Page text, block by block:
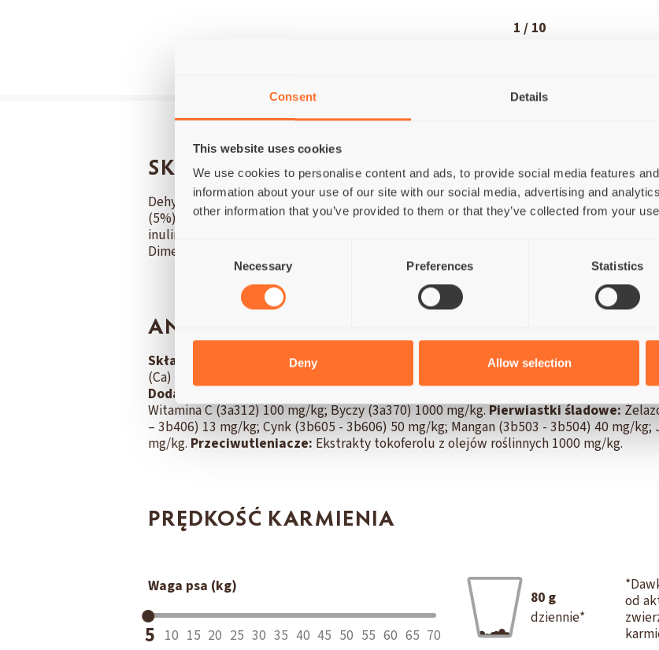
Consent Details
This website uses cookies
We use cookies to personalise content and ads, to provide social media features
information about your use of our site with our social media, advertising and
other information that you’ve provided to them or that they’ve collected from your
Consent
Necessary Preferences Statistics
Deny Allow selection
1 / 10
SKŁADNIKI
Dehydratyzowane mięso z indyka (27%), Świeże mięso indycze (26%), Ryż brązowy
(5%), Tłuszcz z indyka (5%), Olej z łososia (2%), Siemię lniane, Sproszkowany susz z
inuliny), Drożdże piwne (naturalne źródło MOS i beta-glukanów), Glukozamina (1500
Dimetylosulfon (40 mg/kg), Suszone jabłko, Szpinak, Suszony brokuł, Gedroogde
ANALIZA
Składniki analityczne:Białko surowe 26%; Włókno surowe 3,5%; Tłuszcz surowy
(Ca) 1,4%; Fosfor (P) 1%; Tłuszczowych omega-6 2,5%; Tłuszczowych omega- 3 0,6%.
Dodatki dietetyczne:
Witamina C (3a312) 100 mg/kg; Byczy (3a370) 1000 mg/kg.Pierwiastki śladowe:
– 3b406) 13 mg/kg; Cynk (3b605 - 3b606) 50 mg/kg; Mangan (3b503 - 3b504) 40 mg/
mg/kg. Przeciwutleniacze: Ekstrakty tokoferolu z olejów roślinnych 1000 mg/kg.
PRĘDKOŚĆ KARMIENIA
Waga psa (kg)
5 10 15 20 25 30 35 40 45 50 55 60 65 70
80 g
dziennie*
od